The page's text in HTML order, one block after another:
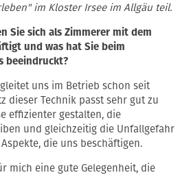
im Kloster Irsee im Allgäu teil.
Sie sich als Zimmerer mit dem
und was hat Sie beim
beeindruckt?
uns im Betrieb schon seit
dieser Technik passt sehr gut zu
effizienter gestalten, die
und gleichzeitig die Unfallgefahr
die uns beschäftigen.
mich eine gute Gelegenheit, die